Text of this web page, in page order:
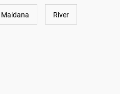
Maidana River